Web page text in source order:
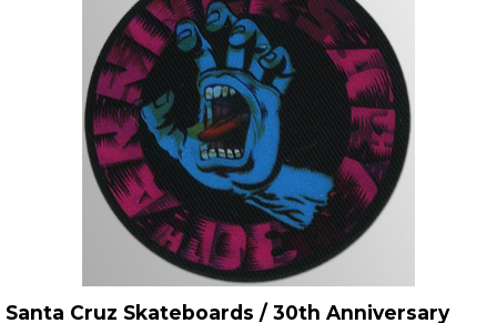
Santa Cruz Skateboards / 30th Anniversary